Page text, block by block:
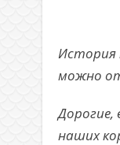
История
можно
наших